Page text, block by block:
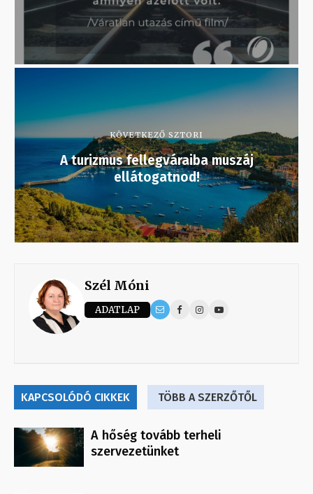
KÖVETKEZŐ SZTORI
A turizmus fellegváraiba muszáj
ellátogatnod!
Szél Móni
ADATLAP
KAPCSOLÓDÓ CIKKEK TÖBB A SZERZŐTŐL
A hőség tovább terheli
szervezetünket